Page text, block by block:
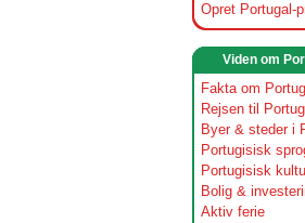
Opret Portugal-
Viden om
Fakta om
Rejsen til
Byer & steder i
Portugisisk
Portugisisk
Bolig &
Aktiv ferie